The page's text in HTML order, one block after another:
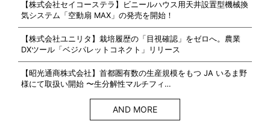
【株式会社セイコーステラ】ビニールハウス用天井設置型機械換
気システム「空動扇 MAX」の発売を開始！
【株式会社ユニリタ】栽培履歴の「目視確認」をゼロへ。農業
DXツール「ベジパレットコネクト」リリース
【昭光通商株式会社】首都圏有数の生産規模をもつ JA いるま野
様にて取扱い開始 〜生分解性マルチフィ…
AND MORE